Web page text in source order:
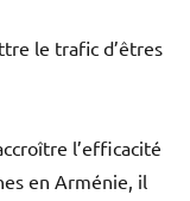
le trafic d’êtres
l’efficacité
en Arménie, il